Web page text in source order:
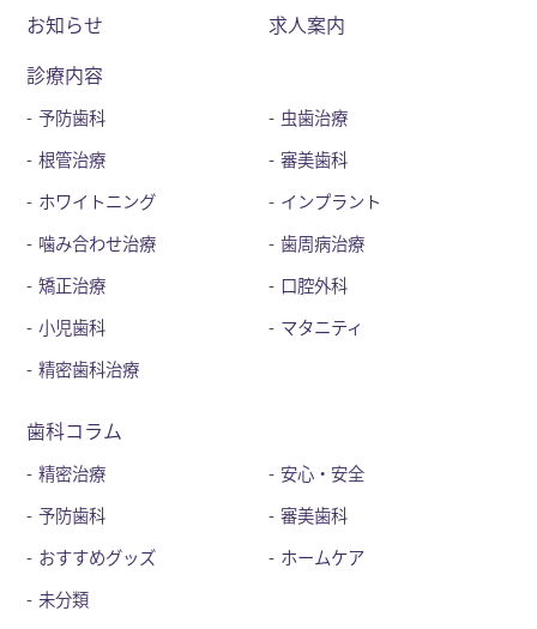
お知らせ
求人案内
診療内容
予防歯科
虫歯治療
根管治療
審美歯科
ホワイトニング
インプラント
噛み合わせ治療
歯周病治療
矯正治療
口腔外科
小児歯科
マタニティ
精密歯科治療
歯科コラム
精密治療
安心・安全
予防歯科
審美歯科
おすすめグッズ
ホームケア
未分類